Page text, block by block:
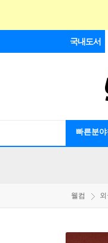
국내도서
빠른분야
웰컴